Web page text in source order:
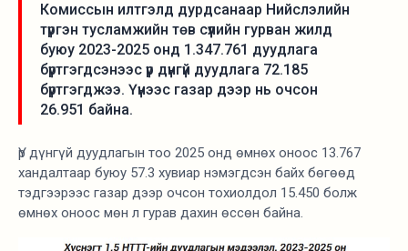
Комиссын илтгэлд дурдсанаар Нийслэлийн
түргэн тусламжийн төв сүүлийн гурван жилд
буюу 2023-2025 онд 1.347.761 дуудлага
бүртгэгдсэнээс үр дүнгүй дуудлага 72.185
бүртгэгджээ. Үүнээс газар дээр нь очсон
26.951 байна.
Үр дүнгүй дуудлагын тоо 2025 онд өмнөх оноос 13.767
хандалтаар буюу 57.3 хувиар нэмэгдсэн байх бөгөөд
тэдгээрээс газар дээр очсон тохиолдол 15.450 болж
өмнөх оноос мөн л гурав дахин өссөн байна.